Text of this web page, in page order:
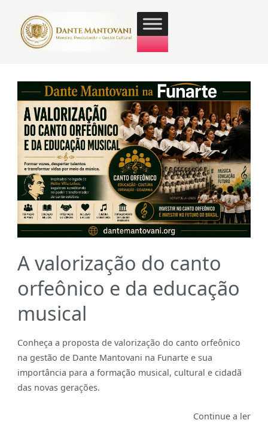
A valorização do canto
orfeônico e da educação
musical
Conheça a proposta de valorização do canto orfeônico
na gestão de Dante Mantovani na Funarte e sua
importância para a formação musical, cultural e cidadã
das novas gerações.
Continue a ler